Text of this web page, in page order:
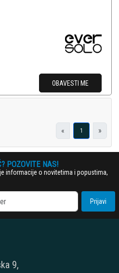
OBAVESTI ME
« 1 »
POZOVITE NAS!
informacije o novitetima i popustima,
Prijavi
9,